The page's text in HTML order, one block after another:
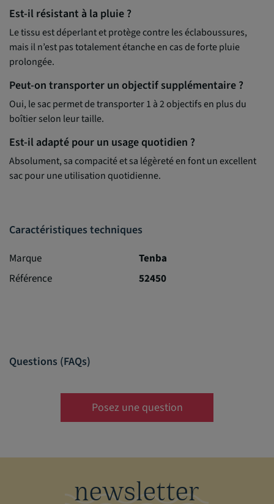
Est-il résistant à la pluie ?
Le tissu est déperlant et protège contre les éclaboussures,
mais il n’est pas totalement étanche en cas de forte pluie
prolongée.
Peut-on transporter un objectif supplémentaire ?
Oui, le sac permet de transporter 1 à 2 objectifs en plus du
boîtier selon leur taille.
Est-il adapté pour un usage quotidien ?
Absolument, sa compacité et sa légèreté en font un excellent
sac pour une utilisation quotidienne.
Caractéristiques techniques
Marque
Tenba
Référence
52450
Questions (FAQs)
Posez une question
newsletter